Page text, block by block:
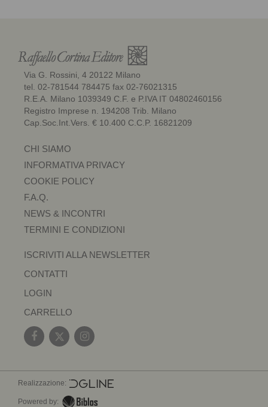
Via G. Rossini, 4 20122 Milano
tel. 02-781544 784475 fax 02-76021315
R.E.A. Milano 1039349 C.F. e P.IVA IT 04802460156
Registro Imprese n. 194208 Trib. Milano
Cap.Soc.Int.Vers. € 10.400 C.C.P. 16821209
CHI SIAMO
INFORMATIVA PRIVACY
COOKIE POLICY
F.A.Q.
NEWS & INCONTRI
TERMINI E CONDIZIONI
ISCRIVITI ALLA NEWSLETTER
CONTATTI
LOGIN
CARRELLO
Realizzazione:
Powered by: